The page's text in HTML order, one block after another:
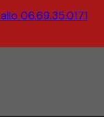
06.69.35.0171